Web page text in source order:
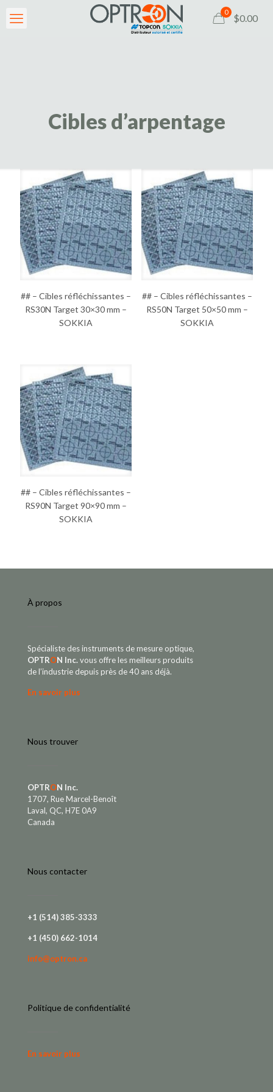
0
$0.00
Cibles d’arpentage
## – Cibles réfléchissantes –
RS30N Target 30×30 mm –
SOKKIA
## – Cibles réfléchissantes –
RS50N Target 50×50 mm –
SOKKIA
## – Cibles réfléchissantes –
RS90N Target 90×90 mm –
SOKKIA
À propos
Spécialiste des instruments de mesure optique,
OPTRON Inc.vous offre les meilleurs produits
de l’industrie depuis près de 40 ans déjà.
En savoir plus
Nous trouver
OPTRON Inc.
1707, Rue Marcel-Benoît
Laval, QC, H7E 0A9
Canada
Nous contacter
+1 (514) 385-3333
+1 (450) 662-1014
info@optron.ca
Politique de confidentialité
En savoir plus